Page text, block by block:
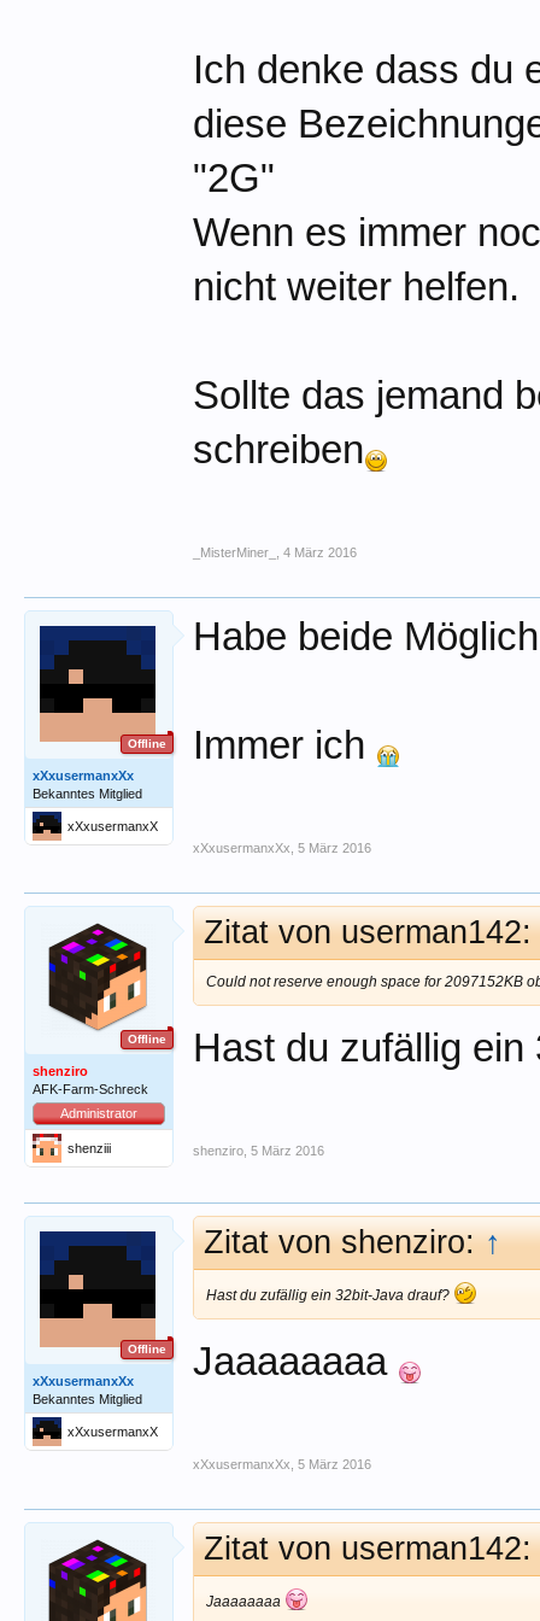
Ich denke dass du
diese
"2G"
Wenn es immer
nicht weiter helfen.
Sollte das jemand
schreiben
_MisterMiner_ 4 März 2016
Offline
xXxusermanxXx
Bekanntes Mitglied
xXxusermanxX
x
Habe beide
Immer ich
xXxusermanxXx 5 März 2016
Offline
shenziro
AFK-Farm-Schreck
Administrator
shenziii
Zitat von userman142:
Could not reserve enough space for 2097152KB
Hast du zufällig
shenziro 5 März 2016
Offline
xXxusermanxXx
Bekanntes Mitglied
xXxusermanxX
x
Zitat von shenziro:↑
Hast du zufällig ein 32bit-Java drauf?
Jaaaaaaaa
xXxusermanxXx 5 März 2016
Zitat von userman142:
Jaaaaaaaa